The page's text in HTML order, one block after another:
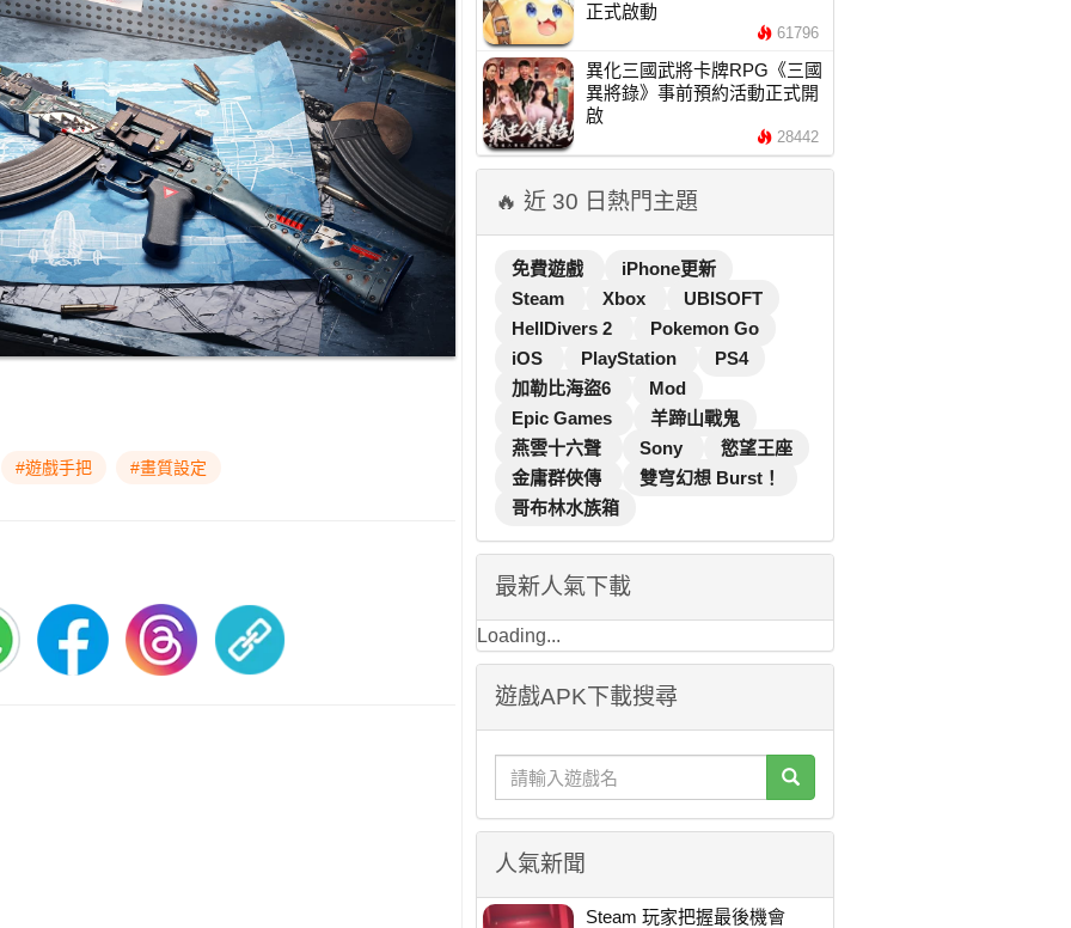
#遊戲手把 #畫質設定
正式啟動
61796
異化三國武將卡牌RPG《三國
異將錄》事前預約活動正式開
啟
28442
🔥 近 30 日熱門主題
免費遊戲
iPhone更新
Steam
Xbox
UBISOFT
HellDivers 2
Pokemon Go
iOS
PlayStation
PS4
加勒比海盜6
Mod
Epic Games
羊蹄山戰鬼
燕雲十六聲
Sony
慾望王座
金庸群俠傳
雙穹幻想 Burst！
哥布林水族箱
最新人氣下載
Loading...
遊戲APK下載搜尋
人氣新聞
Steam 玩家把握最後機會